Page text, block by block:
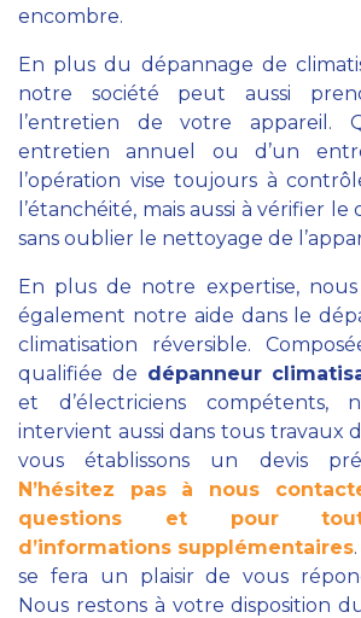
encombre.
En plus du dépannage de
notre société peut aussi
l’entretien de votre appareil.
entretien annuel ou d’un
l’opération vise toujours à
l’étanchéité, mais aussi à vérifier
sans oublier le nettoyage de
En plus de notre expertise,
également notre aide dans le
climatisation réversible.
qualifiée de dépanneur
et d’électriciens compétents,
intervient aussi dans tous travaux
vous établissons un devis
N’hésitez pas à nous
questions et pour
d’informations supplémentaires
se fera un plaisir de vous
Nous restons à votre disposition